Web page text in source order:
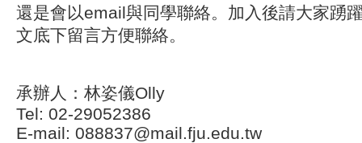
還是會以email與同學聯絡。加入後請大家踴
文底下留言方便聯絡。
承辦人：林姿儀Olly
Tel: 02-29052386
E-mail: 088837@mail.fju.edu.tw